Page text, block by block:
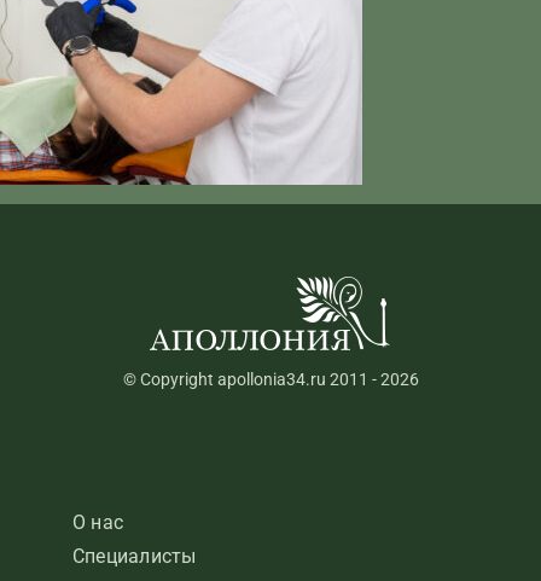
© Copyright apollonia34.ru 2011 - 2026
О нас
Специалисты